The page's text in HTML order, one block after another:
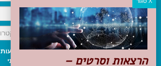
אני מאשר/ת קבלת ניוזלטר והודעות
שיווקיות, ומאשר/ת כי קראתי והסכמתי
הרצאות וסרטים –